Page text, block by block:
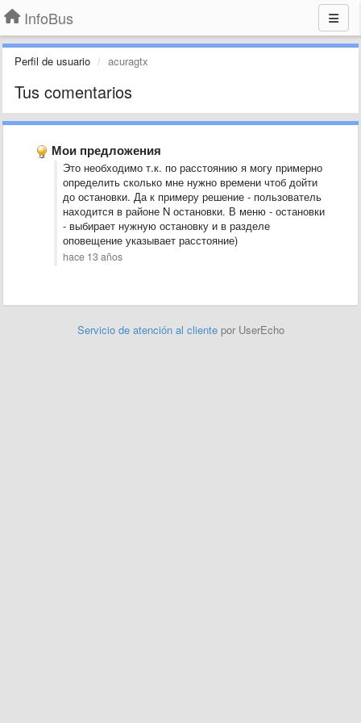
InfoBus
Perfil de usuario acuragtx
Tus comentarios
Мои предложения
Это необходимо т.к. по расстоянию я могу примерно
определить сколько мне нужно времени чтоб дойти
до остановки. Да к примеру решение - пользователь
находится в районе N остановки. В меню - остановки
- выбирает нужную остановку и в разделе
оповещение указывает расстояние)
hace 13 años
Servicio de atención al cliente por UserEcho